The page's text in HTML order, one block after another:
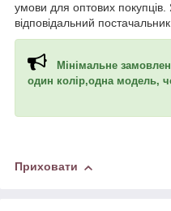
умови для оптових
відповідальний
Мінімальне
один колір,одна модель,
Приховати